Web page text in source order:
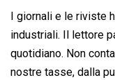
I giornali e le riviste
industriali. Il lettore
quotidiano. Non
nostre tasse, dalla